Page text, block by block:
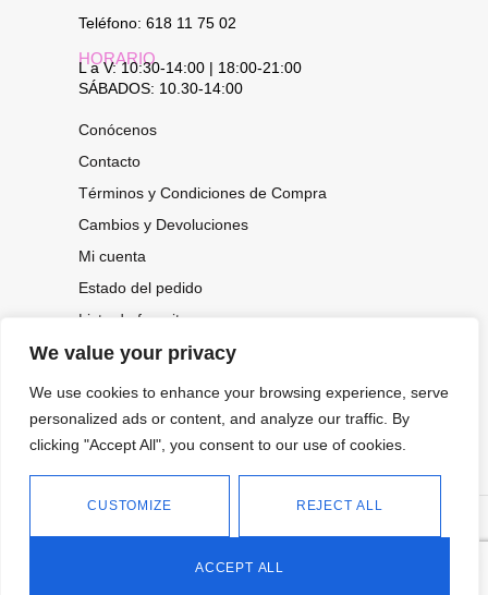
We value your privacy
We use cookies to enhance your browsing experience, serve
personalized ads or content, and analyze our traffic. By
clicking "Accept All", you consent to our use of cookies.
CUSTOMIZE REJECT ALL
ACCEPT ALL
Teléfono: 618 11 75 02
HORARIO
L a V: 10:30-14:00 | 18:00-21:00
SÁBADOS: 10.30-14:00
Conócenos
Contacto
Términos y Condiciones de Compra
Cambios y Devoluciones
Mi cuenta
Estado del pedido
Lista de favoritos
CONOCE NUESTRAS NOVEDADES,
OFERTAS...
2026.